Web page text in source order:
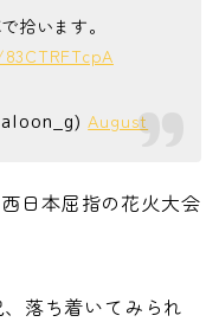
拾います。
August
日本屈指の花火大会
落ち着いてみられ